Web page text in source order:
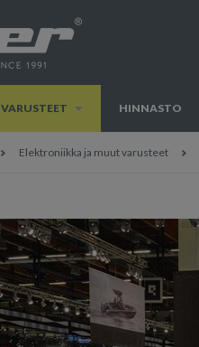
VARUSTEET HINNASTO
Elektroniikka ja muut varusteet